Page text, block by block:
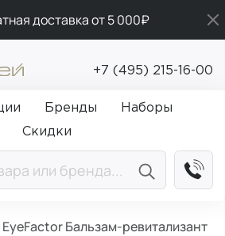
доставка от 5 000₽
в каждый заказ от 5 000₽
Промокод ПРИВЕТ
+7 (495) 215-16-00
Бренды
Наборы
Скидки
EyeFactor Бальзам-ревитализант